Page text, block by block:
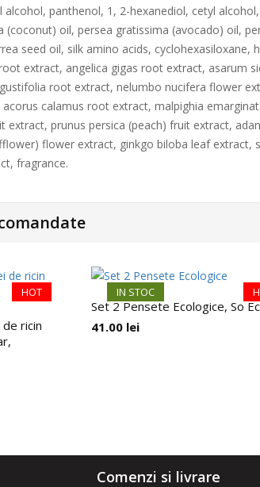
alcohol, panthenol, 1, 2-hexanediol, cetyl
oil, persea gratissima (avocado) oil,
seed oil, silk amino acids,
extract, angelica gigas root extract, asarum
root extract, nelumbo nucifera flower
calamus root extract, malpighia
extract, prunus persica (peach) fruit extract,
flower extract, ginkgo biloba leaf
fragrance.
HOT
ricin
IN STOC
Set 2 Pensete Ecologice, So
41.00 lei
Comenzi si livrare